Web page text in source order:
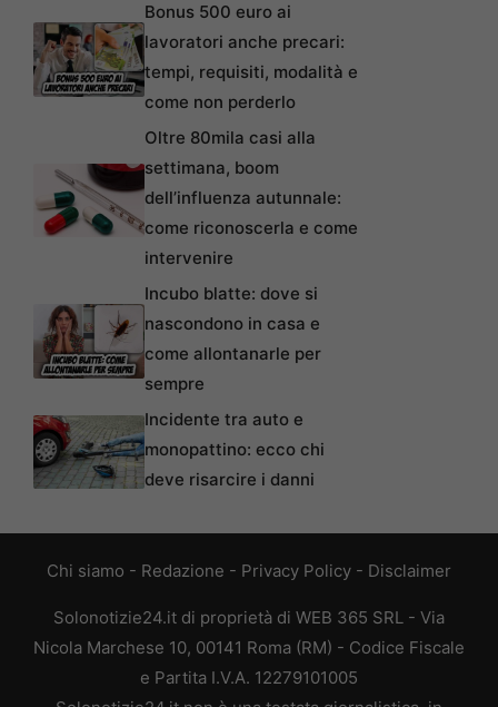
Bonus 500 euro ai
lavoratori anche precari:
tempi, requisiti, modalità e
come non perderlo
Oltre 80mila casi alla
settimana, boom
dell’influenza autunnale:
come riconoscerla e come
intervenire
Incubo blatte: dove si
nascondono in casa e
come allontanarle per
sempre
Incidente tra auto e
monopattino: ecco chi
deve risarcire i danni
Chi siamo - Redazione - Privacy Policy - Disclaimer
Solonotizie24.it di proprietà di WEB 365 SRL - Via
Nicola Marchese 10, 00141 Roma (RM) - Codice Fiscale
e Partita I.V.A. 12279101005